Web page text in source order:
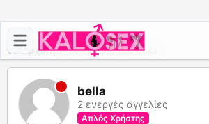
Αρχική >Το προφίλ του bella
bella
2 ενεργές αγγελίες
Απλός Χρήστης